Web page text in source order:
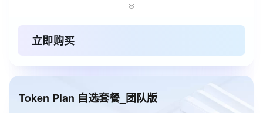
套餐规格
黄金款
基础版
购买时长
1个月
立即购买
Token Plan 自选套餐_团队版